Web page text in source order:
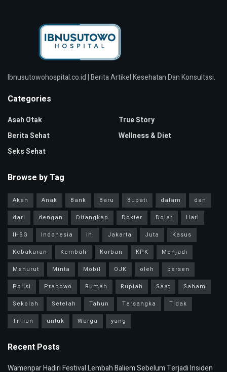
Ibnusutowohospital.co.id | Berita Artikel Kesehatan Dan Konsultasi.
Categories
Asah Otak
Berita Sehat
Seks Sehat
True Story
Wellness & Diet
Browse by Tag
Akan Anak Bank Baru Bupati dalam
dan
dari
dengan Ditangkap Dokter Dolar
Hari
IHSG
Indonesia Ini Jakarta Juta
Kasus
Kebakaran
Kembali Korban KPK
Menjadi
Menurut
Minta Mobil OJK oleh
persen
Polisi
Prabowo Rumah Rupiah Saat
Saham
Sekolah
Setelah Tahun Tersangka
Tidak
Triliun
untuk Warga yang
Recent Posts
Wamenpar Hadiri Festival Lembah Baliem Sebelum Terjadi Insiden